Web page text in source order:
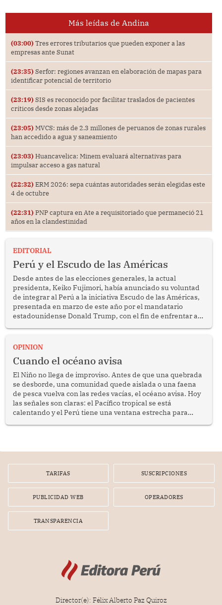
Más leídas de Andina
(03:00) Tres errores tributarios que pueden exponer a las
empresas ante Sunat
(23:35) Serfor: regiones avanzan en elaboración de mapas para
identificar potencial de territorio
(23:19) SIS es reconocido por facilitar traslados de pacientes
críticos desde zonas alejadas
(23:05) MVCS: más de 2.3 millones de peruanos de zonas rurales
han accedido a agua y saneamiento
(23:03) Huancavelica: Minem evaluará alternativas para
impulsar acceso a gas natural
(22:32) ERM 2026: sepa cuántas autoridades serán elegidas este
4 de octubre
(22:31) PNP captura en Ate a requisitoriado que permaneció 21
años en la clandestinidad
EDITORIAL
Perú y el Escudo de las Américas
Desde antes de las elecciones generales, la actual
presidenta, Keiko Fujimori, había anunciado su voluntad
de integrar al Perú a la iniciativa Escudo de las Américas,
presentada en marzo de este año por el mandatario
estadounidense Donald Trump, con el fin de enfrentar al
OPINION
Cuando el océano avisa
El Niño no llega de improviso. Antes de que una quebrada
se desborde, una comunidad quede aislada o una faena
de pesca vuelva con las redes vacías, el océano avisa. Hoy
las señales son claras: el Pacífico tropical se está
calentando y el Perú tiene una ventana estrecha para
TARIFAS SUSCRIPCIONES
PUBLICIDAD WEB OPERADORES
TRANSPARENCIA
Director(e): Félix Alberto Paz Quiroz